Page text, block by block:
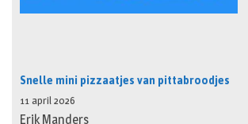
Snelle mini pizzaatjes van pittabroodjes
11 april 2026
Erik Manders